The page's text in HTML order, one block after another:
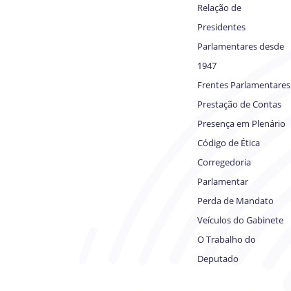
Relação de
Presidentes
Parlamentares desde
1947
Frentes Parlamentares
Prestação de Contas
Presença em Plenário
Código de Ética
Corregedoria
Parlamentar
Perda de Mandato
Veículos do Gabinete
O Trabalho do
Deputado